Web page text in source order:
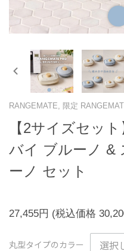
RANGEMATE, 限定
【2サイズセッ
バイ ブルーノ &
ーノ セット
27,455円 (税込価格
丸型タイプのカラー